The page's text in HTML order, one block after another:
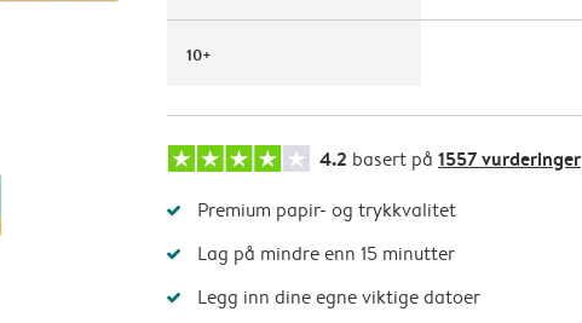
10+
4.2 basert på 1557 vurderinger
Premium papir- og trykkvalitet
Lag på mindre enn 15 minutter
Legg inn dine egne viktige datoer